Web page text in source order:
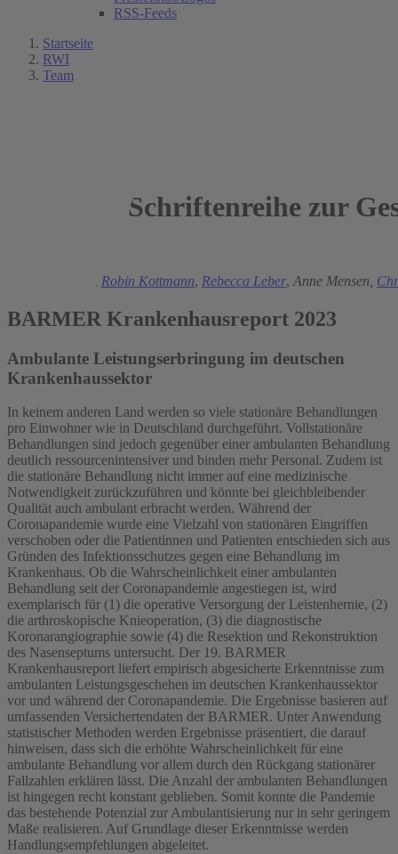
RSS-Feeds
Startseite
RWI
Team
Schriftenreihe zur
Robin Kottmann, Rebecca Leber, Anne Mensen,
BARMER Krankenhausreport 2023
Ambulante Leistungserbringung im deutschen
Krankenhaussektor
In keinem anderen Land werden so viele stationäre Behandlungen
pro Einwohner wie in Deutschland durchgeführt. Vollstationäre
Behandlungen sind jedoch gegenüber einer ambulanten Behandlung
deutlich ressourcenintensiver und binden mehr Personal. Zudem ist
die stationäre Behandlung nicht immer auf eine medizinische
Notwendigkeit zurückzuführen und könnte bei gleichbleibender
Qualität auch ambulant erbracht werden. Während der
Coronapandemie wurde eine Vielzahl von stationären Eingriffen
verschoben oder die Patientinnen und Patienten entschieden sich aus
Gründen des Infektionsschutzes gegen eine Behandlung im
Krankenhaus. Ob die Wahrscheinlichkeit einer ambulanten
Behandlung seit der Coronapandemie angestiegen ist, wird
exemplarisch für (1) die operative Versorgung der Leistenhernie, (2)
die arthroskopische Knieoperation, (3) die diagnostische
Koronarangiographie sowie (4) die Resektion und Rekonstruktion
des Nasenseptums untersucht. Der 19. BARMER
Krankenhausreport liefert empirisch abgesicherte Erkenntnisse zum
ambulanten Leistungsgeschehen im deutschen Krankenhaussektor
vor und während der Coronapandemie. Die Ergebnisse basieren auf
umfassenden Versichertendaten der BARMER. Unter Anwendung
statistischer Methoden werden Ergebnisse präsentiert, die darauf
hinweisen, dass sich die erhöhte Wahrscheinlichkeit für eine
ambulante Behandlung vor allem durch den Rückgang stationärer
Fallzahlen erklären lässt. Die Anzahl der ambulanten Behandlungen
ist hingegen recht konstant geblieben. Somit konnte die Pandemie
das bestehende Potenzial zur Ambulantisierung nur in sehr geringem
Maße realisieren. Auf Grundlage dieser Erkenntnisse werden
Handlungsempfehlungen abgeleitet.